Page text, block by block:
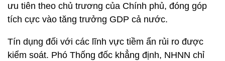
ưu tiên theo chủ trương của Chính phủ, đóng góp
tích cực vào tăng trưởng GDP cả nước.
Tín dụng đối với các lĩnh vực tiềm ẩn rủi ro được
kiểm soát. Phó Thống đốc khẳng định, NHNN chỉ